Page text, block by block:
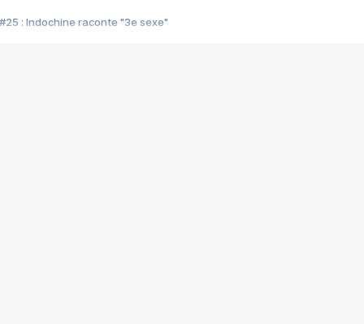
#25 : Indochine raconte "3e sexe"